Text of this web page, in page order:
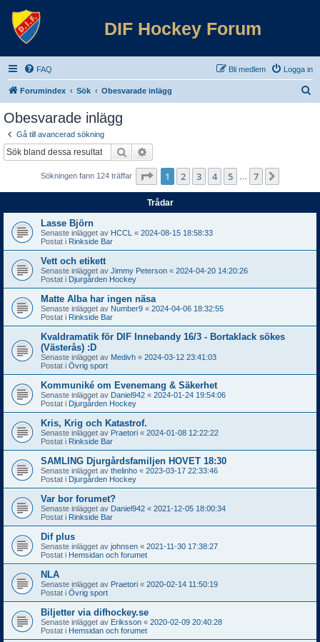
DIF Hockey Forum
FAQ Logga in
Bli medlem
Forumindex Sök Obesvarade inlägg
Obesvarade inlägg
Gå till avancerad sökning
Sök
Sökningen fann 124 träffar Sida av 7
1 2 3 4 5 7
Trådar
Lasse Björn
Senaste inlägget av HCCL « 2024-08-15 18:58:33
Postat i Rinkside Bar
Vett och etikett
Senaste inlägget av Jimmy Peterson « 2024-04-20 14:20:26
Postat i Djurgården Hockey
Matte Alba har ingen näsa
Senaste inlägget av Number9 « 2024-04-06 18:32:55
Postat i Rinkside Bar
Kvaldramatik för DIF Innebandy 16/3 - Bortaklack sökes
(Västerås) :D
Senaste inlägget av Medivh « 2024-03-12 23:41:03
Postat i Övrig sport
Kommuniké om Evenemang & Säkerhet
Senaste inlägget av Daniel942 « 2024-01-24 19:54:06
Postat i Djurgården Hockey
Kris, Krig och Katastrof.
Senaste inlägget av Praetori « 2024-01-08 12:22:22
Postat i Rinkside Bar
SAMLING Djurgårdsfamiljen HOVET 18:30
Senaste inlägget av thelinho « 2023-03-17 22:33:46
Postat i Djurgården Hockey
Var bor forumet?
Senaste inlägget av Daniel942 « 2021-12-05 18:00:34
Postat i Rinkside Bar
Dif plus
Senaste inlägget av johnsen « 2021-11-30 17:38:27
Postat i Hemsidan och forumet
NLA
Senaste inlägget av Praetori « 2020-02-14 11:50:19
Postat i Övrig sport
Biljetter via difhockey.se
Senaste inlägget av Eriksson « 2020-02-09 20:40:28
Postat i Hemsidan och forumet